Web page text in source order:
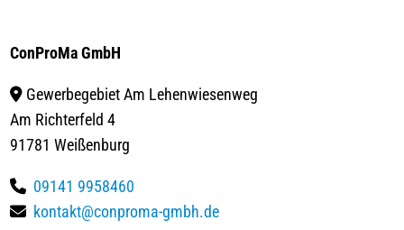
ConProMa GmbH
Gewerbegebiet Am Lehenwiesenweg
Am Richterfeld 4
91781 Weißenburg
09141 9958460
kontakt@conproma-gmbh.de